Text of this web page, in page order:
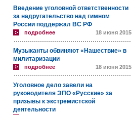
Введение уголовной ответственности
за надругательство над гимном
России поддержал ВС РФ
подробнее 18 июня 2015
Музыканты обвиняют «Нашествие» в
милитаризации
подробнее 18 июня 2015
Уголовное дело завели на
руководителя ЭПО «Русские» за
призывы к экстремистской
деятельности